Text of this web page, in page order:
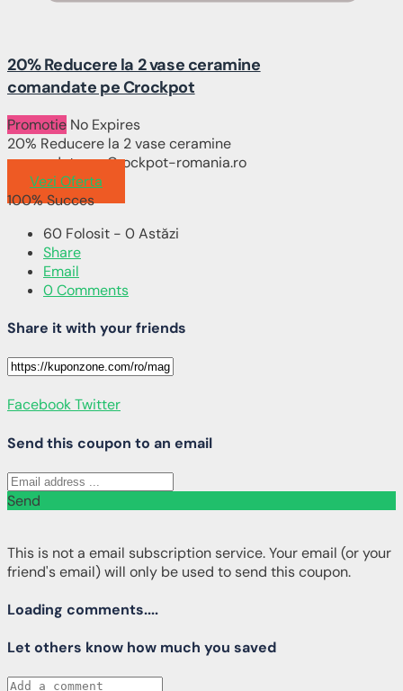
20% Reducere la 2 vase ceramine
comandate pe Crockpot
Promotie No Expires
20% Reducere la 2 vase ceramine
comandate pe Crockpot-romania.ro
Vezi Oferta
100% Succes
60 Folosit - 0 Astăzi
Share
Email
0 Comments
Share it with your friends
FacebookTwitter
Send this coupon to an email
Send
This is not a email subscription service. Your email (or your
friend's email) will only be used to send this coupon.
Loading comments....
Let others know how much you saved